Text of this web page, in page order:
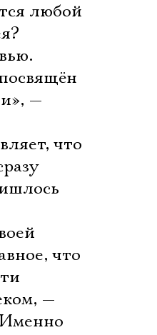
любой
—
что
что
—